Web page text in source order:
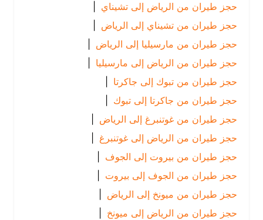
حجز طيران من الرياض إلى تشيناي |
حجز طيران من تشيناي إلى الرياض
|
حجز طيران من مارسيليا إلى الرياض
|
حجز طيران من الرياض إلى مارسيليا |
حجز طيران من تبوك إلى جاكرتا
|
حجز طيران من جاكرتا إلى تبوك
|
حجز طيران من غوتنبرغ إلى الرياض
|
حجز طيران من الرياض إلى غوتنبرغ |
حجز طيران من بيروت إلى الجوف |
حجز طيران من الجوف إلى بيروت
|
حجز طيران من ميونخ إلى الرياض
|
حجز طيران من الرياض إلى ميونخ |